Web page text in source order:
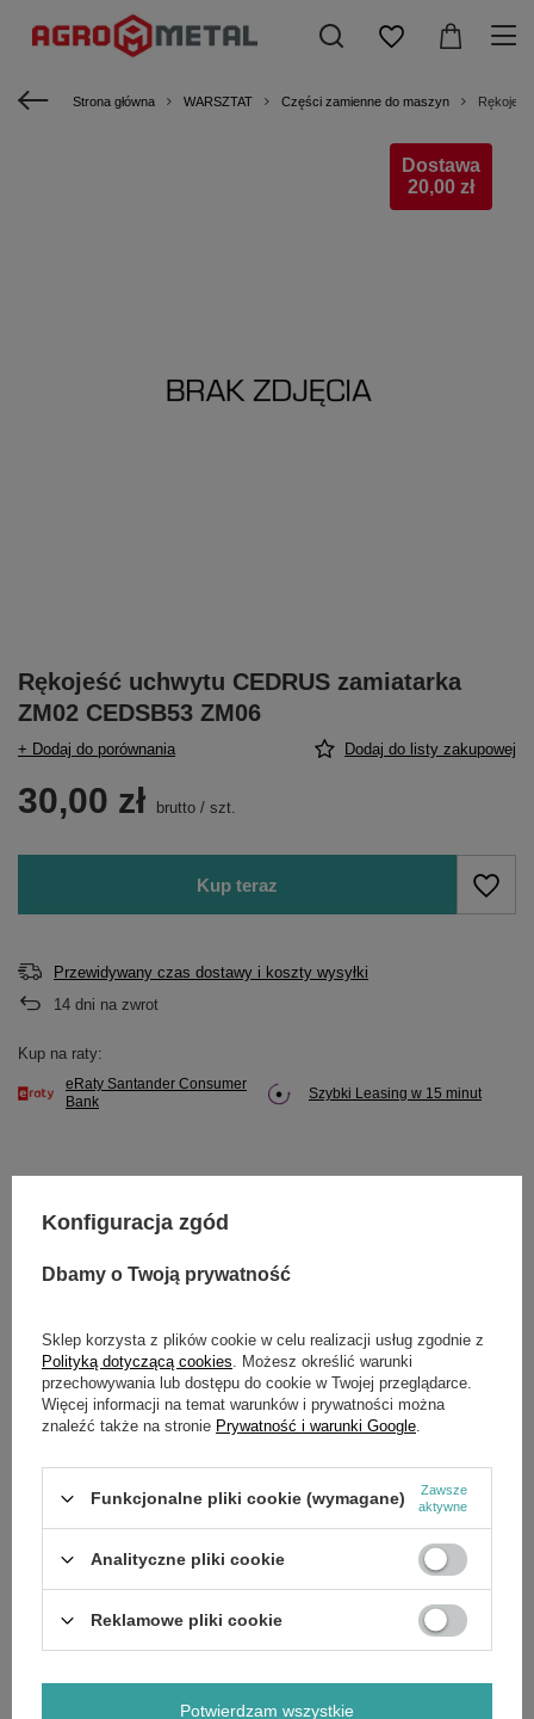
Strona główna WARSZTAT Części zamienne do maszyn
Dostawa
20,00 zł
Rękojeść uchwytu CEDRUS zamiatarka
ZM02 CEDSB53 ZM06
+ Dodaj do porównania Dodaj do listy zakupowej
30,00 zł brutto / szt.
Kup teraz
Przewidywany czas dostawy i koszty wysyłki
14 dni na zwrot
Kup na raty:
eRaty Santander Consumer
Bank
Szybki Leasing w 15 minut
Potrzebujesz pomocy? Masz pytania?
najciekawsze pytania i odpowiedzi publikując
SZCZEGÓŁOWE DANE
Symbol KC21-03C-05
OPINIE (0)
Konfiguracja zgód
Dbamy o Twoją prywatność
Sklep korzysta z plików cookie w celu realizacji usług zgodnie z
Polityką dotyczącą cookies . Możesz określić warunki
przechowywania lub dostępu do cookie w Twojej przeglądarce.
Więcej informacji na temat warunków i prywatności można
znaleźć także na stronie Prywatność i warunki Google
Funkcjonalne pliki cookie (wymagane)
Zawsze
aktywne
Analityczne pliki cookie
Reklamowe pliki cookie
Potwierdzam wszystkie